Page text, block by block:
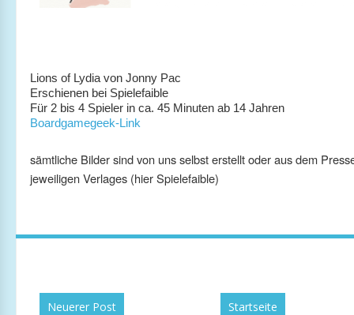
Lions of Lydia von Jonny Pac
Erschienen bei Spielefaible
Für 2 bis 4 Spieler in ca. 45 Minuten ab 14 Jahren
Boardgamegeek-Link
sämtliche Bilder sind von uns selbst erstellt oder aus dem
jeweiligen Verlages (hier Spielefaible)
Neuerer Post Startseite